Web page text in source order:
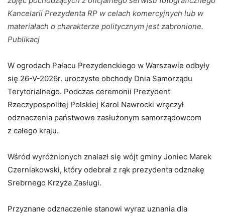
Kancelarii Prezydenta RP w celach komercyjnych lub w
materiałach o charakterze politycznym jest zabronione.
Publikacj
W ogrodach Pałacu Prezydenckiego w Warszawie odbyły
się 26-V-2026r. uroczyste obchody Dnia Samorządu
Terytorialnego. Podczas ceremonii Prezydent
Rzeczypospolitej Polskiej Karol Nawrocki wręczył
odznaczenia państwowe zasłużonym samorządowcom
z całego kraju.
Wśród wyróżnionych znalazł się wójt gminy Joniec Marek
Czerniakowski, który odebrał z rąk prezydenta odznakę
Srebrnego Krzyża Zasługi.
Przyznane odznaczenie stanowi wyraz uznania dla